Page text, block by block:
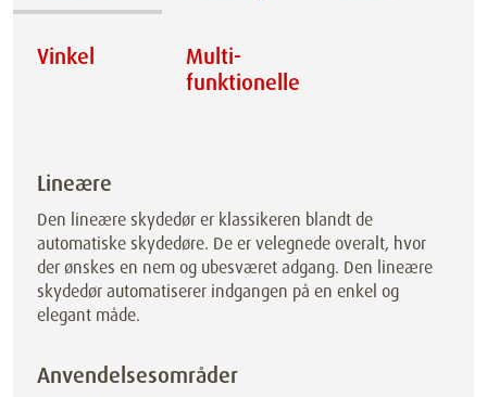
Vinkel
Multi­
funktionelle
Lineære
Den lineære skydedør er klassikeren blandt de
automatiske skydedøre. De er velegnede overalt, hvor
der ønskes en nem og ubesværet adgang. Den lineære
skydedør automatiserer indgangen på en enkel og
elegant måde.
Anvendelsesområder